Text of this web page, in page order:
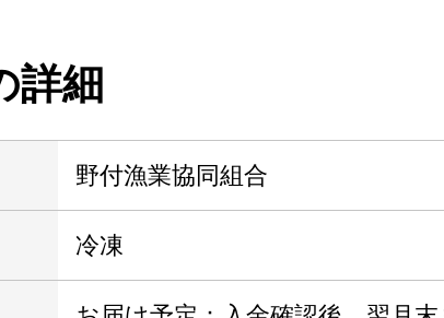
詳細
野付漁業協同組合
冷凍